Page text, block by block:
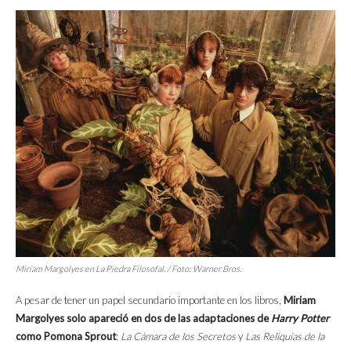
Miriam Margolyes en La Piedra Filosofal. / Foto: Warner Bros.
A pesar de tener un papel secundario importante en los libros, Miriam
Margolyes solo apareció en dos de las adaptaciones deHarry Potter
como Pomona Sprout: La Cámara de los Secretosy Las Reliquias de la